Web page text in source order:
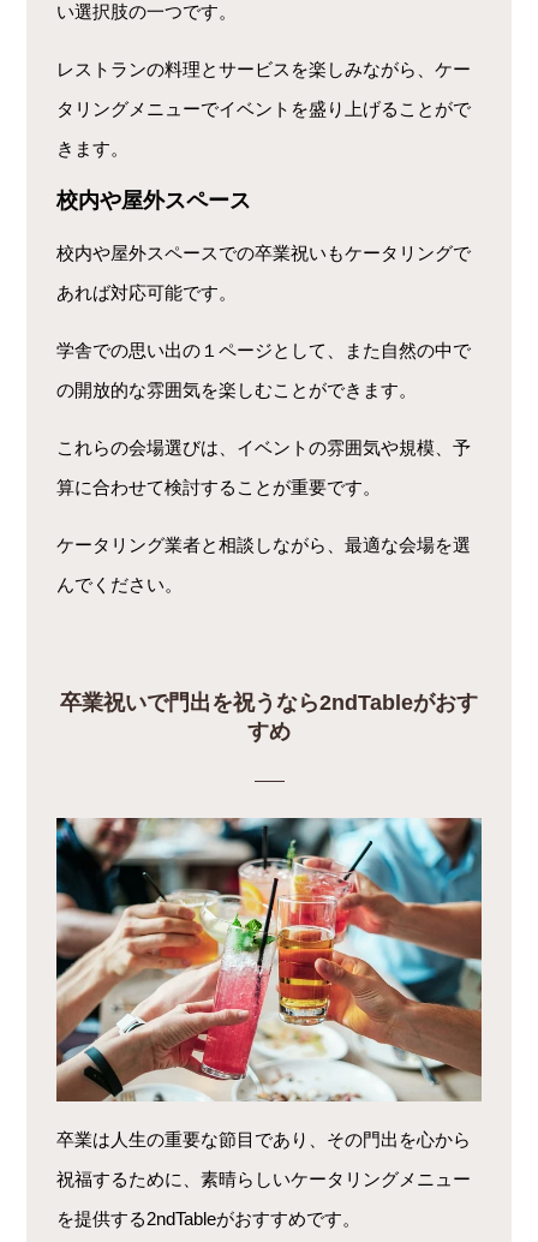
い選択肢の一つです。
レストランの料理とサービスを楽しみながら、ケー
タリングメニューでイベントを盛り上げることがで
きます。
校内や屋外スペース
校内や屋外スペースでの卒業祝いもケータリングで
あれば対応可能です。
学舎での思い出の１ページとして、また自然の中で
の開放的な雰囲気を楽しむことができます。
これらの会場選びは、イベントの雰囲気や規模、予
算に合わせて検討することが重要です。
ケータリング業者と相談しながら、最適な会場を選
んでください。
卒業祝いで門出を祝うなら2ndTableがおす
すめ
卒業は人生の重要な節目であり、その門出を心から
祝福するために、素晴らしいケータリングメニュー
を提供する2ndTableがおすすめです。